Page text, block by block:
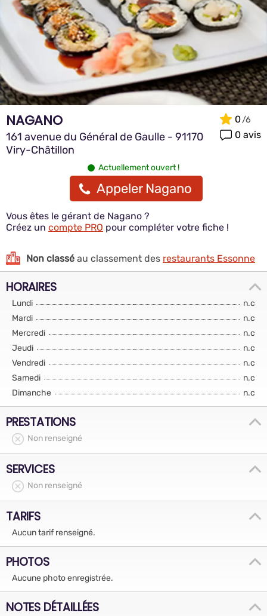
NAGANO
161 avenue du Général de Gaulle - 91170
Viry-Châtillon
0
0 avis
Actuellement ouvert !
Appeler Nagano
Vous êtes le gérant de Nagano ?
Créez un compte PRO pour compléter votre fiche !
Non classé au classement des restaurants Essonne
HORAIRES
Lundi
n.c
Mardi
n.c
Mercredi
n.c
Jeudi
n.c
Vendredi
n.c
Samedi
n.c
Dimanche
n.c
PRESTATIONS
Non renseigné
SERVICES
Non renseigné
TARIFS
Aucun tarif renseigné.
PHOTOS
Aucune photo enregistrée.
NOTES DÉTAILLÉES